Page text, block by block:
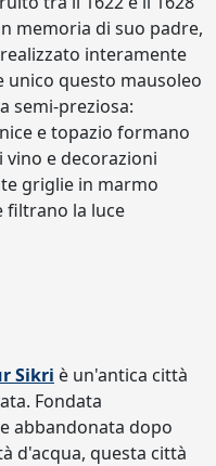
memoria di suo padre,
interamente
unico questo mausoleo
semi-preziosa:
e topazio formano
e decorazioni
griglie in marmo
filtrano la luce
Sikri è un'antica città
Fondata
abbandonata dopo
d'acqua, questa città